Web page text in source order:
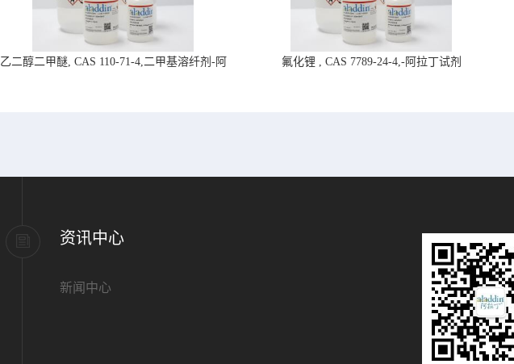
乙二醇二甲醚, CAS 110-71-4,二甲基溶纤剂-阿
氟化锂 , CAS 7789-24-4,-阿拉丁试剂
资讯中心
新闻中心